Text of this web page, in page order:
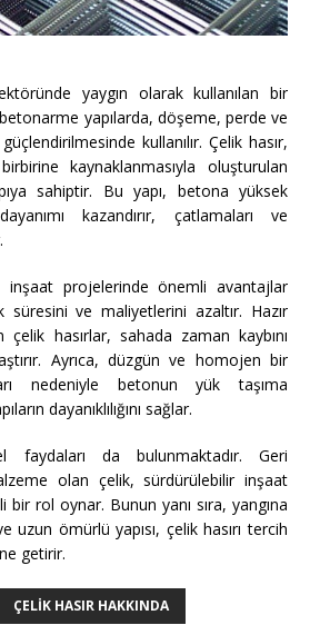
yaygın olarak kullanılan bir
yapılarda, döşeme, perde ve
kullanılır. Çelik hasır,
kaynaklanmasıyla oluşturulan
sahiptir. Bu yapı, betona yüksek
kazandırır, çatlamaları ve
inşaat projelerinde önemli avantajlar
süresini ve maliyetlerini azaltır. Hazır
hasırlar, sahada zaman kaybını
Ayrıca, düzgün ve homojen bir
nedeniyle betonun yük taşıma
dayanıklılığını sağlar.
faydaları da bulunmaktadır. Geri
olan çelik, sürdürülebilir inşaat
bir rol oynar. Bunun yanı sıra, yangına
uzun ömürlü yapısı, çelik hasırı tercih
getirir.
ÇELIK HASIR HAKKINDA